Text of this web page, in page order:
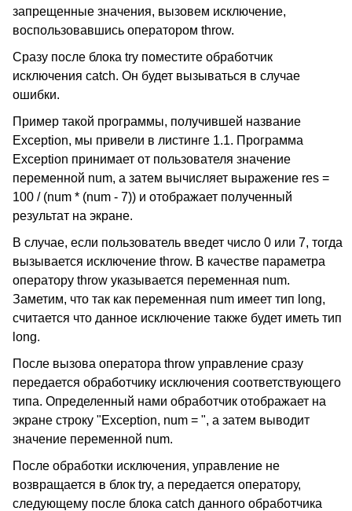
запрещенные значения, вызовем исключение,
воспользовавшись оператором throw.
Сразу после блока try поместите обработчик
исключения catch. Он будет вызываться в случае
ошибки.
Пример такой программы, получившей название
Exception, мы привели в листинге 1.1. Программа
Exception принимает от пользователя значение
переменной num, а затем вычисляет выражение res =
100 / (num * (num - 7)) и отображает полученный
результат на экране.
В случае, если пользователь введет число 0 или 7, тогда
вызывается исключение throw. В качестве параметра
оператору throw указывается переменная num.
Заметим, что так как переменная num имеет тип long,
считается что данное исключение также будет иметь тип
long.
После вызова оператора throw управление сразу
передается обработчику исключения соответствующего
типа. Определенный нами обработчик отображает на
экране строку "Exception, num = ", а затем выводит
значение переменной num.
После обработки исключения, управление не
возвращается в блок try, а передается оператору,
следующему после блока catch данного обработчика